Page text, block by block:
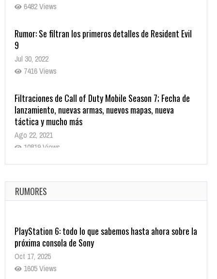
6482 Views
Rumor: Se filtran los primeros detalles de Resident Evil
9
Jul 30, 2022
7416 Views
Filtraciones de Call of Duty Mobile Season 7; Fecha de
lanzamiento, nuevas armas, nuevos mapas, nueva
táctica y mucho más
Ago 22, 2021
10819 Views
La configuración de Call of Duty 2021 aparentemente
Ago 8, 2021
10004 Views
RUMORES
PlayStation 6: todo lo que sabemos hasta ahora sobre la
próxima consola de Sony
Oct 17, 2025
1605 Views